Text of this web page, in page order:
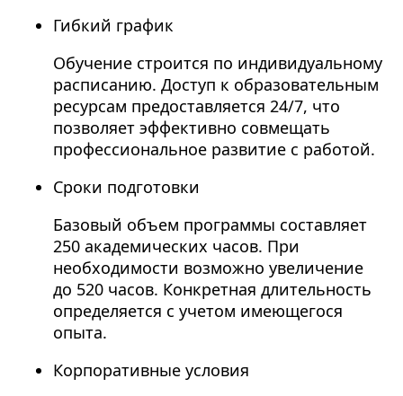
Гибкий график
Обучение строится по индивидуальному
расписанию. Доступ к образовательным
ресурсам предоставляется 24/7, что
позволяет эффективно совмещать
профессиональное развитие с работой.
Сроки подготовки
Базовый объем программы составляет
250 академических часов. При
необходимости возможно увеличение
до 520 часов. Конкретная длительность
определяется с учетом имеющегося
опыта.
Корпоративные условия